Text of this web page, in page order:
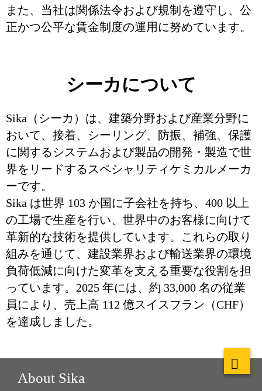
また、当社は関係法令および規制を遵守し、公
正かつ公平な賃金制度の運用に努めています。
シーカについて
Sika（シーカ）は、建築分野および産業分野に
おいて、接着、シーリング、防振、補強、保護
に関するシステムおよび製品の開発・製造で世
界をリードするスペシャリティケミカルメーカ
ーです。
Sika は世界 103 か国に子会社を持ち、400 以上
の工場で生産を行い、世界中のお客様に向けて
革新的な技術を提供しています。これらの取り
組みを通じて、建設業界および輸送業界の環境
負荷低減に向けた変革を支える重要な役割を担
っています。2025 年には、約 33,000 名の従業
員により、売上高 112 億スイスフラン（CHF）
を達成しました。
About Sika